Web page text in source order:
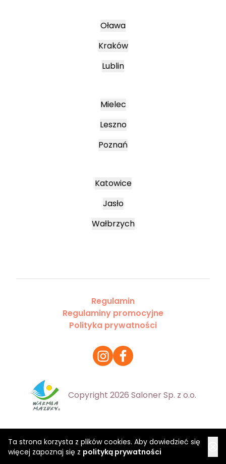
Ta strona korzysta z plików cookies. Aby dowiedzieć się
więcej zapoznaj się z polityką prywatności
Oława
Kraków
Lublin
Mielec
Leszno
Poznań
Katowice
Jasło
Wałbrzych
Regulamin
Regulaminy promocyjne
Polityka prywatności
Copyright 2026 Saloner Sp. z o.o.